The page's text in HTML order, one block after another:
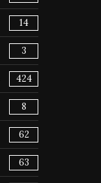
14
3
424
8
62
63